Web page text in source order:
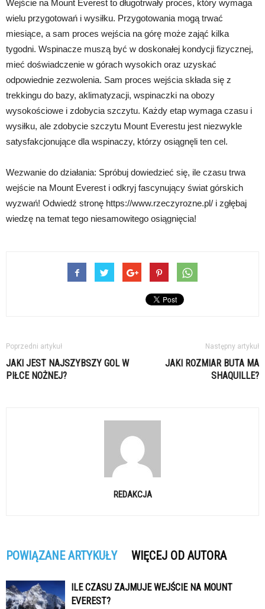
Wejście na Mount Everest to długotrwały proces, który wymaga
wielu przygotowań i wysiłku. Przygotowania mogą trwać
miesiące, a sam proces wejścia na górę może zająć kilka
tygodni. Wspinacze muszą być w doskonałej kondycji fizycznej,
mieć doświadczenie w górach wysokich oraz uzyskać
odpowiednie zezwolenia. Sam proces wejścia składa się z
trekkingu do bazy, aklimatyzacji, wspinaczki na obozy
wysokościowe i zdobycia szczytu. Każdy etap wymaga czasu i
wysiłku, ale zdobycie szczytu Mount Everestu jest niezwykle
satysfakcjonujące dla wspinaczy, którzy osiągnęli ten cel.
Wezwanie do działania: Spróbuj dowiedzieć się, ile czasu trwa
wejście na Mount Everest i odkryj fascynujący świat górskich
wyzwań! Odwiedź stronę https://www.rzeczyrozne.pl/ i zgłębaj
wiedzę na temat tego niesamowitego osiągnięcia!
Poprzedni artykuł
JAKI JEST NAJSZYBSZY GOL W
PIŁCE NOŻNEJ?
Następny artykuł
JAKI ROZMIAR BUTA MA
SHAQUILLE?
REDAKCJA
POWIĄZANE ARTYKUŁY WIĘCEJ OD AUTORA
ILE CZASU ZAJMUJE WEJŚCIE NA MOUNT
EVEREST?